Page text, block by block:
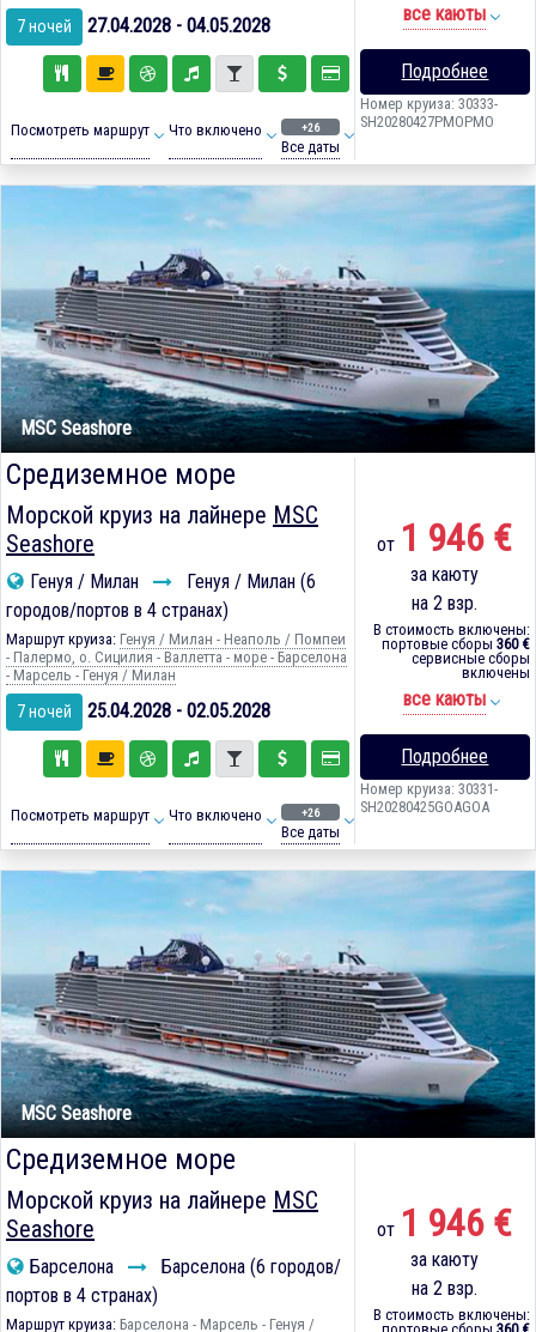
7 ночей 27.04.2028 - 04.05.2028
Посмотреть маршрут Что включено +26
Все даты
все каюты
Подробнее
Номер круиза: 30333-
SH20280427PMOPMO
MSC Seashore
Средиземное море
Морской круиз на лайнере MSC
Seashore
Генуя / Милан
Генуя / Милан (6
городов/портов в 4 странах)
Маршрут круиза: Генуя / Милан - Неаполь / Помпеи
- Палермо, о. Сицилия - Валлетта - море - Барселона
- Марсель - Генуя / Милан
7 ночей 25.04.2028 - 02.05.2028
Посмотреть маршрут Что включено +26
Все даты
от 1 946 €
за каюту
на 2 взр.
В стоимость включены:
портовые сборы 360 €
сервисные сборы
включены
все каюты
Подробнее
Номер круиза: 30331-
SH20280425GOAGOA
MSC Seashore
Средиземное море
Морской круиз на лайнере MSC
Seashore
Барселона
Барселона (6 городов/
портов в 4 странах)
Маршрут круиза: Барселона - Марсель - Генуя /
от 1 946 €
за каюту
на 2 взр.
В стоимость включены: